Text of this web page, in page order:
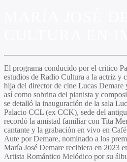
El programa conducido por el critico
estudios de Radio Cultura a la actriz y
hija del director de cine Lucas
así como sobrina del pianista y
se detalló la inauguración de la sala
Palacio CCL (ex CCK), sede del
recordó la amistad familiar con Tita
cantante y la grabación en vivo en
Aute por Demare, nominado a los
María José Demare recibiera en 2023
Artista Romántico Melódico por su